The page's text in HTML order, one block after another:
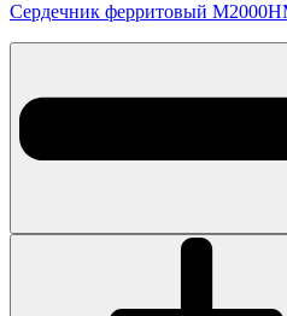
Сердечник ферритовый